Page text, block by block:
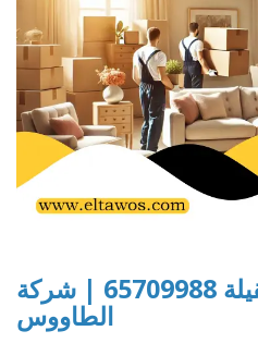
نقل عفش العقيلة 65709988 | شركة
الطاووس